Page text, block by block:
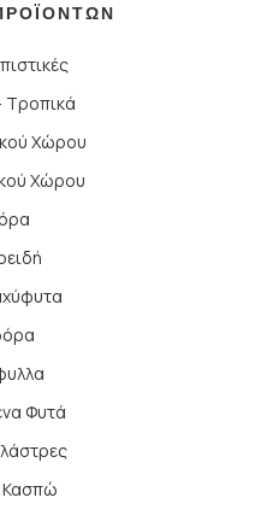
Τροπικά
Χώρου
Χώρου
Φυτά
Κασπώ